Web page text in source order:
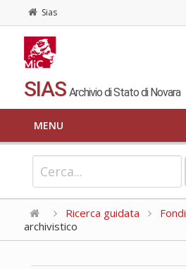
Sias
SIAS Archivio di Stato di Novara
MENU
Ricerca guidata Fondi
archivistico